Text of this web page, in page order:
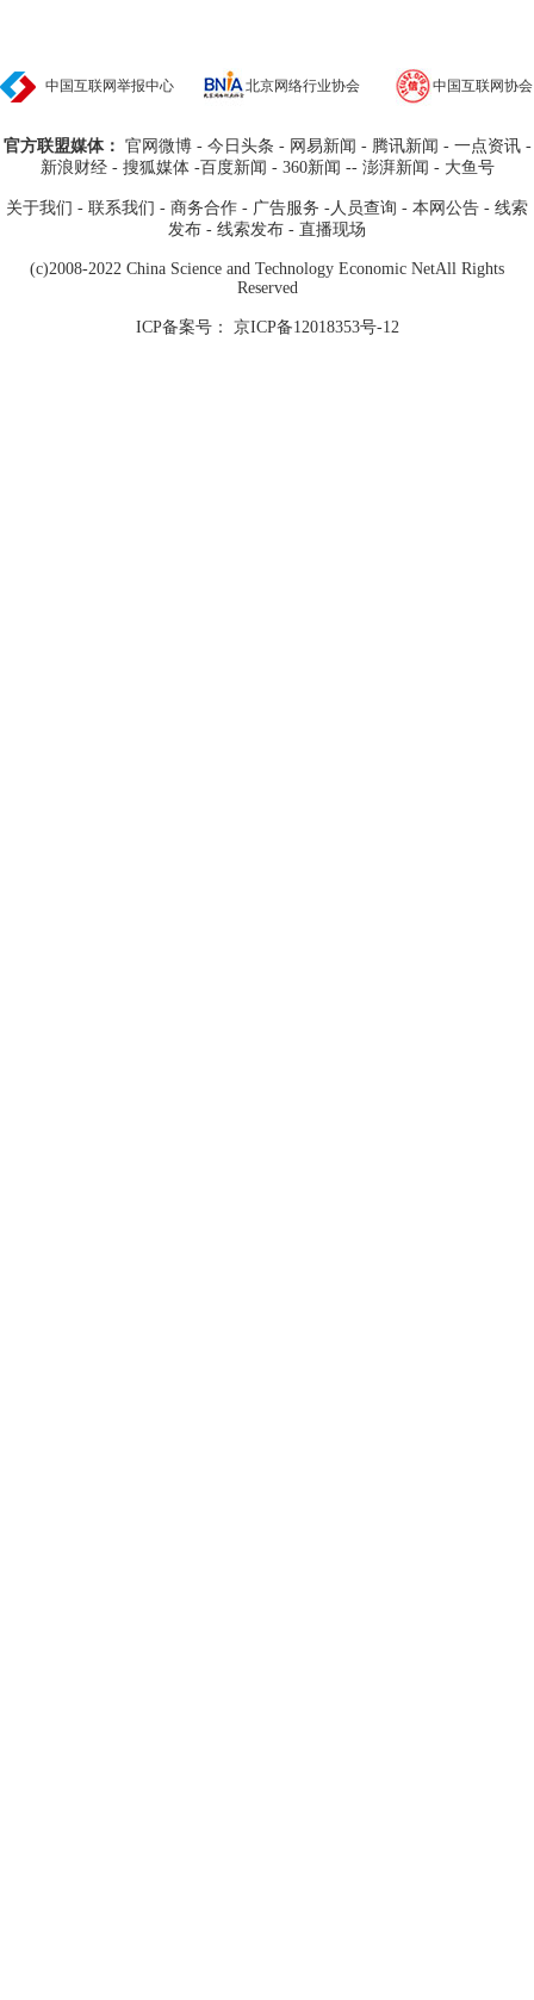
中国互联网举报中心 北京网络行业协会 中国互联网协会
官方联盟媒体： 官网微博- 今日头条 -网易新闻 - 腾讯新闻 - 一点资讯-
新浪财经 - 搜狐媒体 -百度新闻 - 360新闻 -- 澎湃新闻 -大鱼号
关于我们 - 联系我们 - 商务合作 - 广告服务 -人员查询 - 本网公告 - 线索
发布 - 线索发布 - 直播现场
(c)2008-2022 China Science and Technology Economic NetAll Rights
Reserved
ICP备案号： 京ICP备12018353号-12